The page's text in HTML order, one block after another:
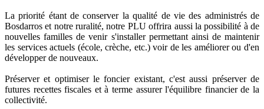
La priorité étant de conserver la qualité de vie des administrés de
Bosdarros et notre ruralité, notre PLU offrira aussi la possibilité à de
nouvelles familles de venir s'installer permettant ainsi de maintenir
les services actuels (école, crèche, etc.) voir de les améliorer ou d'en
développer de nouveaux.
Préserver et optimiser le foncier existant, c'est aussi préserver de
futures recettes fiscales et à terme assurer l'équilibre financier de la
collectivité.